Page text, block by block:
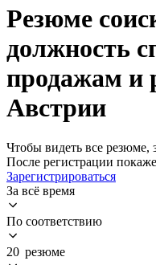
Резюме
должность
продажам и
Австрии
Чтобы видеть все резюме,
После регистрации
Зарегистрироваться
За всё время
По соответствию
20 резюме